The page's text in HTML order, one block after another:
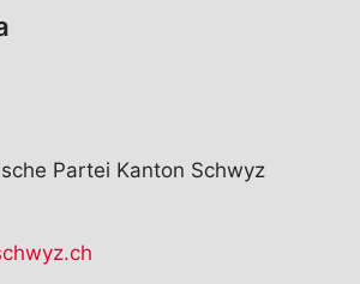
Partei Kanton Schwyz